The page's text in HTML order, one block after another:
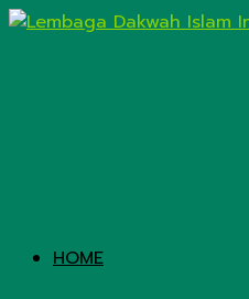
HOME